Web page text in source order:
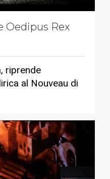
Oedipus Rex
riprende
al Nouveau di